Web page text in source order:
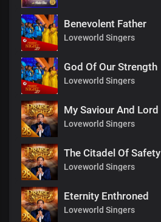
Benevolent Father
Loveworld Singers
God Of Our Strength
Loveworld Singers
My Saviour And Lord
Loveworld Singers
The Citadel Of Safety
Loveworld Singers
Eternity Enthroned
Loveworld Singers